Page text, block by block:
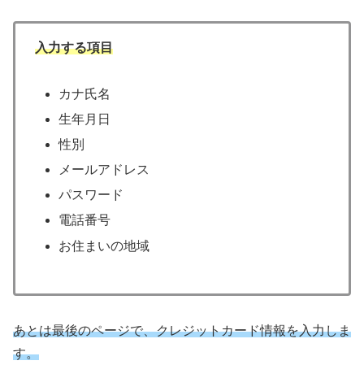
入力する項目
カナ氏名
生年月日
性別
メールアドレス
パスワード
電話番号
お住まいの地域
あとは最後のページで、クレジットカード情報を入力しま
す。